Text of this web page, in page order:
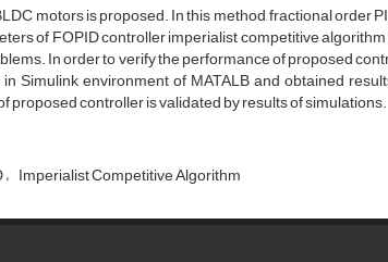
motors is proposed. In this method, fractional order
of FOPID controller imperialist competitive
In order to verify the performance of proposed
Simulink environment of MATALB and obtained
controller is validated by results of simulations.
Imperialist Competitive Algorithm